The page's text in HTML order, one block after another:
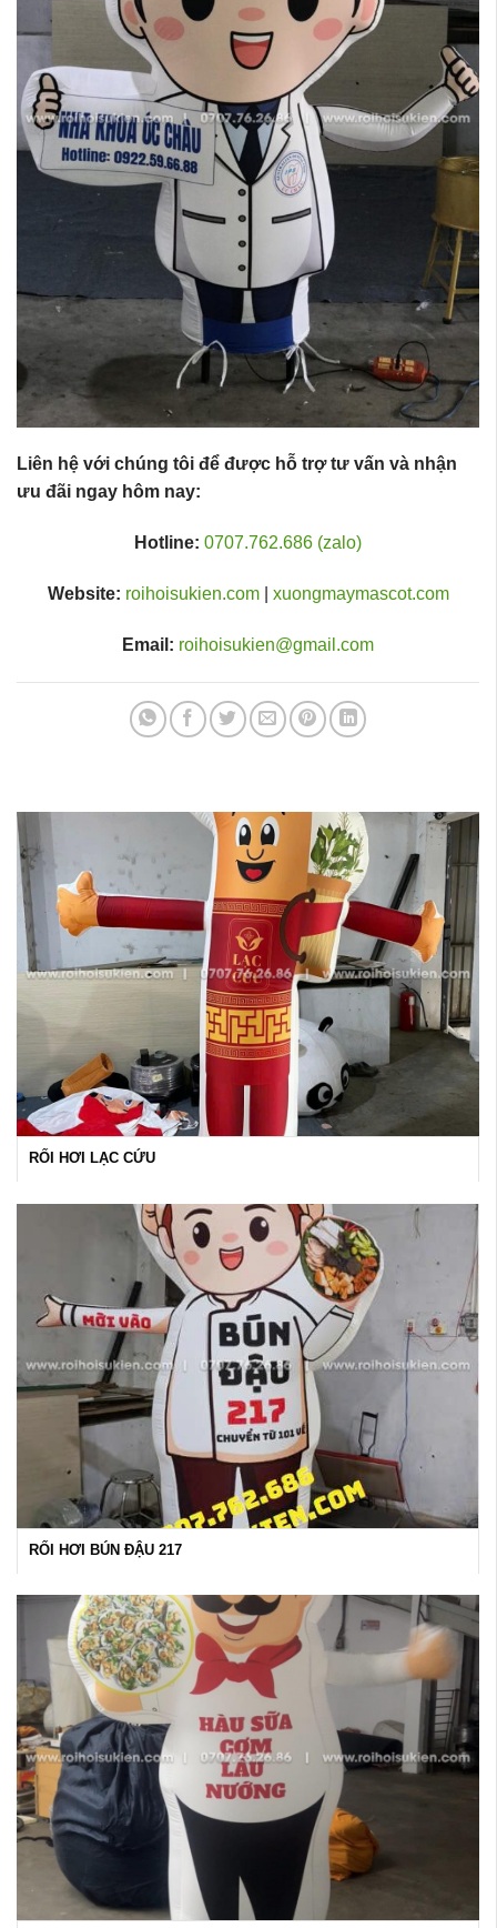
Liên hệ với chúng tôi để được hỗ trợ tư vấn và nhận
ưu đãi ngay hôm nay:
Hotline: 0707.762.686 (zalo)
Website: roihoisukien.com| xuongmaymascot.com
Email: roihoisukien@gmail.com
RỐI HƠI LẠC CỨU
RỐI HƠI BÚN ĐẬU 217